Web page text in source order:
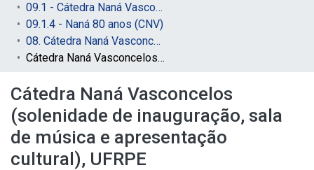
09.1 - Cátedra Naná Vasconcelos (CNV)
09.1.4 - Naná 80 anos (CNV)
08. Cátedra Naná Vasconcelos (solenidade de inauguração, sala de música e apresentação cultural), UFRPE (CNV)
Cátedra Naná Vasconcelos (solenidade de inauguração, sala de música e apresentação cultural), UFRPE
Cátedra Naná Vasconcelos
(solenidade de inauguração, sala
de música e apresentação
cultural), UFRPE